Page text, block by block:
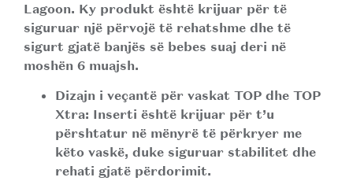
Lagoon. Ky produkt është krijuar për të
siguruar një përvojë të rehatshme dhe të
sigurt gjatë banjës së bebes suaj deri në
moshën 6 muajsh.
Dizajn i veçantë për vaskat TOP dhe TOP
Xtra: Inserti është krijuar për t’u
përshtatur në mënyrë të përkryer me
këto vaskë, duke siguruar stabilitet dhe
rehati gjatë përdorimit.